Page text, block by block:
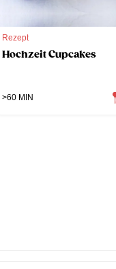
Rezept
Hochzeit Cupcakes
>60 MIN